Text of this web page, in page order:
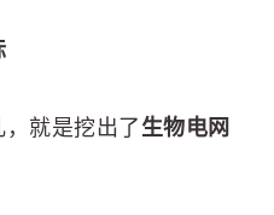
就是挖出了 生物电网